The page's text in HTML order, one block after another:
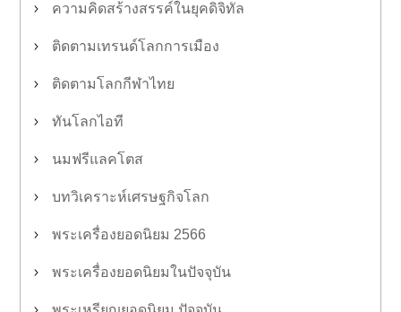
ความคิดสร้างสรรค์ในยุคดิจิทัล
ติดตามเทรนด์โลกการเมือง
ติดตามโลกกีฬาไทย
ทันโลกไอที
นมฟรีแลคโตส
บทวิเคราะห์เศรษฐกิจโลก
พระเครื่องยอดนิยม 2566
พระเครื่องยอดนิยมในปัจจุบัน